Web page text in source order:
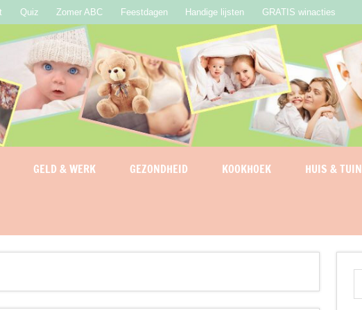
Quiz Zomer ABC Feestdagen Handige lijsten GRATIS winacties
GELD & WERK GEZONDHEID KOOKHOEK HUIS & TUIN